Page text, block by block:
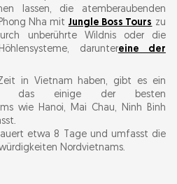
lassen, die atemberaubenden
Nha mit Jungle Boss Tours zu
unberührte Wildnis oder die
daruntereine der
in Vietnam haben, gibt es ein
das einige der besten
wie Hanoi, Mai Chau, Ninh Binh
etwa 8 Tage und umfasst die
Nordvietnams.